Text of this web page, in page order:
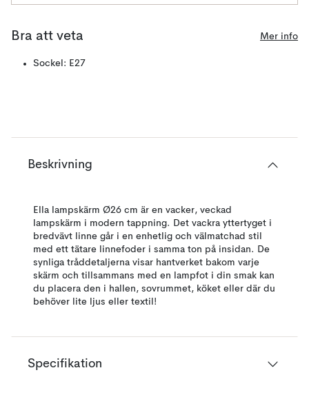
Bra att veta Mer info
Sockel: E27
Beskrivning
Ella lampskärm Ø26 cm är en vacker, veckad
lampskärm i modern tappning. Det vackra yttertyget i
bredvävt linne går i en enhetlig och välmatchad stil
med ett tätare linnefoder i samma ton på insidan. De
synliga tråddetaljerna visar hantverket bakom varje
skärm och tillsammans med en lampfot i din smak kan
du placera den i hallen, sovrummet, köket eller där du
behöver lite ljus eller textil!
Specifikation